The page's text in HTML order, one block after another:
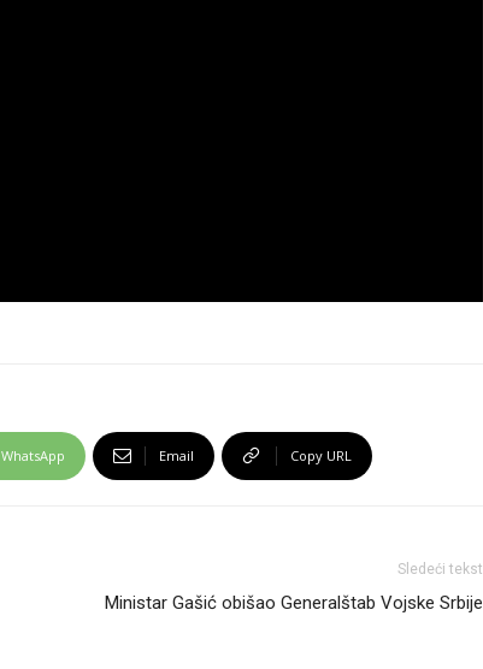
WhatsApp Email Copy URL
Sledeći tekst
Ministar Gašić obišao Generalštab Vojske Srbije